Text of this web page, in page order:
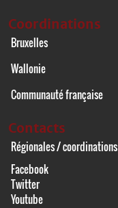
Coordinations
Bruxelles
Wallonie
Communauté française
Contacts
Régionales / coordinations
Facebook
Twitter
Youtube